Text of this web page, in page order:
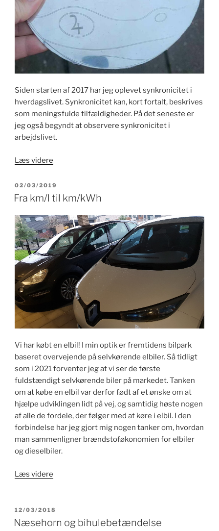
Siden starten af 2017 har jeg oplevet synkronicitet i
hverdagslivet. Synkronicitet kan, kort fortalt, beskrives
som meningsfulde tilfældigheder. På det seneste er
jeg også begyndt at observere synkronicitet i
arbejdslivet.
Læs videre
arbejdslivet”
UDGIVET
DEN
02/03/2019
Fra km/l til km/kWh
Vi har købt en elbil! I min optik er fremtidens bilpark
baseret overvejende på selvkørende elbiler. Så tidligt
som i 2021 forventer jeg at vi ser de første
fuldstændigt selvkørende biler på markedet. Tanken
om at købe en elbil var derfor født af et ønske om at
hjælpe udviklingen lidt på vej, og samtidig høste nogen
af alle de fordele, der følger med at køre i elbil. I den
forbindelse har jeg gjort mig nogen tanker om, hvordan
man sammenligner brændstoføkonomien for elbiler
og dieselbiler.
Læs videre
km/kWh”
UDGIVET
DEN
12/03/2018
Næsehorn og bihulebetændelse